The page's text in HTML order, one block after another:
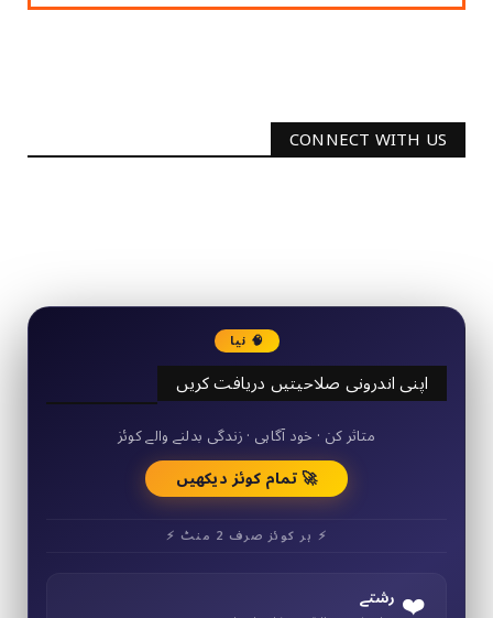
CONNECT WITH US
🧠 نیا
اپنی اندرونی صلاحیتیں دریافت کریں
50+ مختصر کوئز
متاثر کن · خود آگاہی · زندگی بدلنے والے کوئز
🚀 تمام کوئز دیکھیں
⚡ ہر کوئز صرف 2 منٹ ⚡
❤️ رشتے